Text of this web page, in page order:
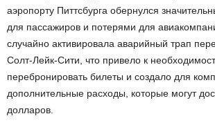
аэропорту Питтсбурга обернулся
для пассажиров и потерями для
случайно активировала аварийный трап
Солт-Лейк-Сити, что привело к
перебронировать билеты и создало для
дополнительные расходы, которые могут
долларов.